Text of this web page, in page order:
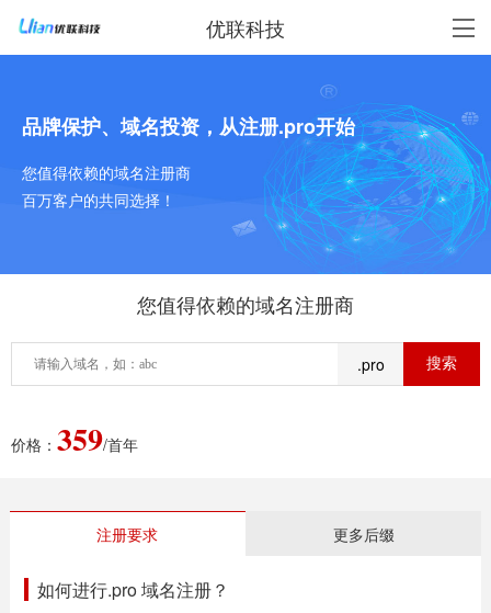
优联科技
品牌保护、域名投资，从注册.pro开始
您值得依赖的域名注册商
百万客户的共同选择！
您值得依赖的域名注册商
.pro
价格： 359/首年
注册要求 更多后缀
如何进行.pro 域名注册？